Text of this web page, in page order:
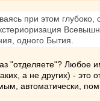
при этом
одного Бытия.
"отделяете"? Любое
а не других) - это
автоматически,